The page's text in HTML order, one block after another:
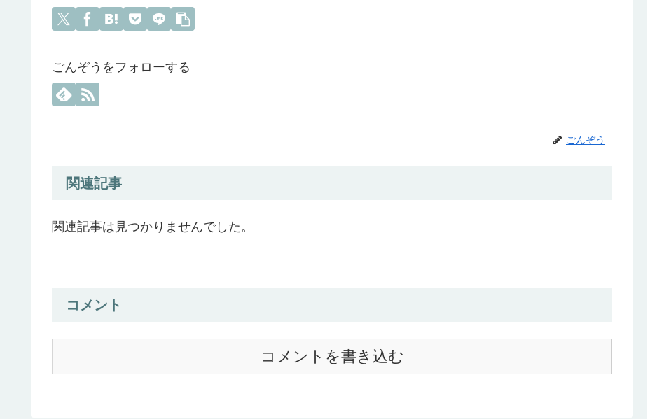
ごんぞうをフォローする
ごんぞう
関連記事
関連記事は見つかりませんでした。
コメント
コメントを書き込む